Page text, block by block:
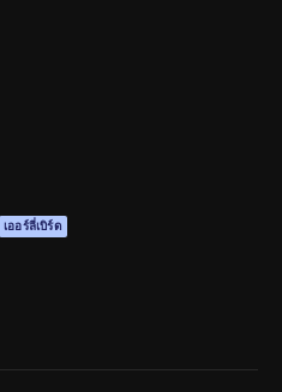
เออร์ลี่เบิร์ด